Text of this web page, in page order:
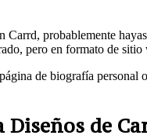
probablemente
pero en formato de sitio
de biografía
Diseños de